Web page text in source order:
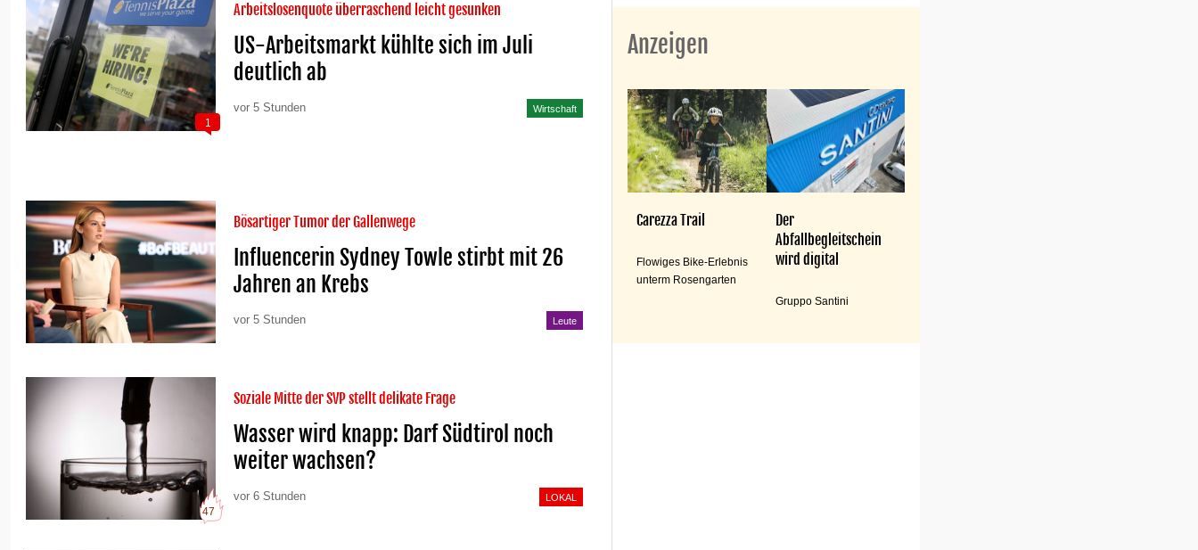
Arbeitslosenquote überraschend leicht gesunken
US-Arbeitsmarkt kühlte sich im Juli
deutlich ab
vor 5 Stunden Wirtschaft
1
Bösartiger Tumor der Gallenwege
Influencerin Sydney Towle stirbt mit 26
Jahren an Krebs
vor 5 Stunden Leute
Soziale Mitte der SVP stellt delikate Frage
Wasser wird knapp: Darf Südtirol noch
weiter wachsen?
vor 6 Stunden LOKAL
47
Anzeigen
Carezza Trail
Flowiges Bike-Erlebnis
unterm Rosengarten
Der
Abfallbegleitschein
wird digital
Gruppo Santini